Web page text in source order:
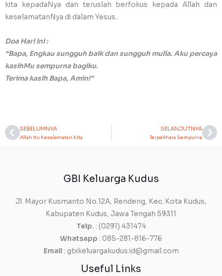
kita kepadaNya dan teruslah berfokus kepada Allah dan
keselamatanNya di dalam Yesus.
Doa Hari Ini :
“Bapa, Engkau sungguh baik dan sungguh mulia. Aku percaya
kasihMu sempurna bagiku.
Terima kasih Bapa, Amin!”
Prev
SEBELUMNYA
Allah itu Keselamatan Kita
SELANJUTNYA
Terpelihara Sempurna
GBI Keluarga Kudus
Jl. Mayor Kusmanto No.12A, Rendeng, Kec. Kota Kudus,
Kabupaten Kudus, Jawa Tengah 59311
Telp. : (0291) 431474
Whatsapp : 085-281-816-776
Email : gbikeluargakudus.id@gmail.com
Useful Links